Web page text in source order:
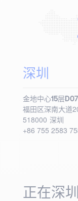
深圳
金地中心15层
福田区深南大道
518000 深圳
+86 755 2583
正在深